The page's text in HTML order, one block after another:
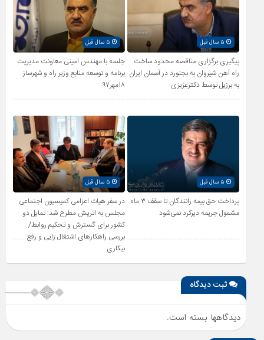
۵ سال قبل
پیگیری برگزاری مناقصه محدود ساخت
راه آهن شیروان به بجنورد در آسمان ایران
به برزیل توسط دکترعزیزی
۵ سال قبل
جلسه با مهندس امینی معاونت مدیریت
برنامه و توسعه منابع وزیر راه و شهرساز
۱۸مهر۹۷
۵ سال قبل
پرداخت حق بیمه رانندگان تا سقف ۳ ماه
مشمول جریمه دیرکرد نمی‌شود
۵ سال قبل
در سفر هیات اعزامی کمیسیون اجتماعی
مجلس به اتریش مطرح شد: تمایل دو
کشور برای گسترش و تحکیم روابط/
بررسی راهکارهای اشتغال زایی و رفع
بیکاری
ثبت دیدگاه
دیدگاهها بسته است.